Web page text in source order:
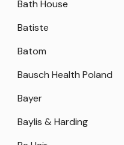
Bath House
Batiste
Batom
Bausch Health Poland
Bayer
Baylis & Harding